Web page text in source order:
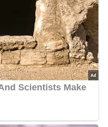
Vanillinzucker bestäuben.
, Marmelade oder einer
Panstwowe Wydawnictwo